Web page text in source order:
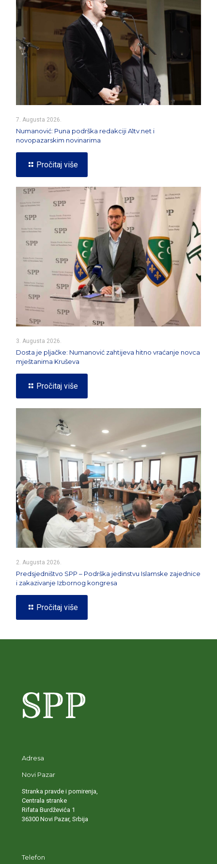
7. Augusta 2026.
Numanović: Puna podrška redakciji A1tv.net i
novopazarskim novinarima
Pročitaj više
3. Augusta 2026.
Dosta je pljačke: Numanović zahtijeva hitno vraćanje novca
mještanima Kruševa
Pročitaj više
2. Augusta 2026.
Predsjedništvo SPP – Podrška jedinstvu Islamske zajednice
i zakazivanje Izbornog kongresa
Pročitaj više
Adresa
Novi Pazar
Stranka pravde i pomirenja,
Centrala stranke
Rifata Burdževića 1
36300 Novi Pazar, Srbija
Telefon